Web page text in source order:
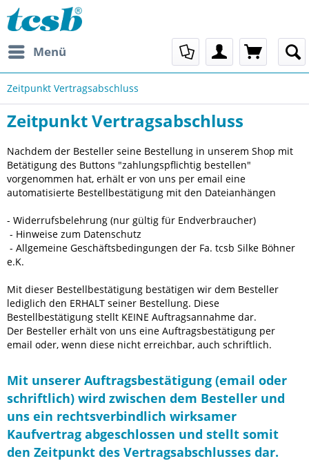
Menü
Zeitpunkt Vertragsabschluss
Zeitpunkt Vertragsabschluss
Nachdem der Besteller seine Bestellung in unserem Shop mit
Betätigung des Buttons "zahlungspflichtig bestellen"
vorgenommen hat, erhält er von uns per email eine
automatisierte Bestellbestätigung mit den Dateianhängen
- Widerrufsbelehrung (nur gültig für Endverbraucher)
- Hinweise zum Datenschutz
- Allgemeine Geschäftsbedingungen der Fa. tcsb Silke Böhner
e.K.
Mit dieser Bestellbestätigung bestätigen wir dem Besteller
lediglich den ERHALT seiner Bestellung. Diese
Bestellbestätigung stellt KEINE Auftragsannahme dar.
Der Besteller erhält von uns eine Auftragsbestätigung per
email oder, wenn diese nicht erreichbar, auch schriftlich.
Mit unserer Auftragsbestätigung (email oder
schriftlich) wird zwischen dem Besteller und
uns ein rechtsverbindlich wirksamer
Kaufvertrag abgeschlossen und stellt somit
den Zeitpunkt des Vertragsabschlusses dar.